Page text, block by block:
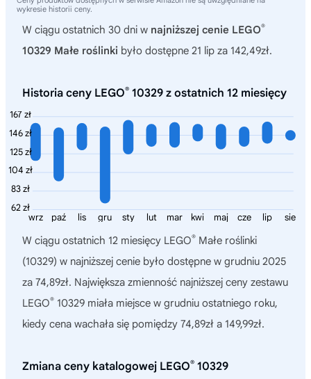
wykresie historii ceny.
W ciągu ostatnich 30 dni w najniższej cenie LEGO®
10329 Małe roślinki było dostępne 21 lip za 142,49zł.
Historia ceny LEGO® 10329 z ostatnich 12 miesięcy
167 zł
146 zł
125 zł
104 zł
83 zł
62 zł
sie
lip
cze
maj
kwi
mar
lut
sty
gru
lis
paź
wrz
W ciągu ostatnich 12 miesięcy LEGO® Małe roślinki
(10329) w najniższej cenie było dostępne w grudniu 2025
za 74,89zł. Największa zmienność najniższej ceny zestawu
LEGO® 10329 miała miejsce w grudniu ostatniego roku,
kiedy cena wachała się pomiędzy 74,89zł a 149,99zł.
Zmiana ceny katalogowej LEGO® 10329